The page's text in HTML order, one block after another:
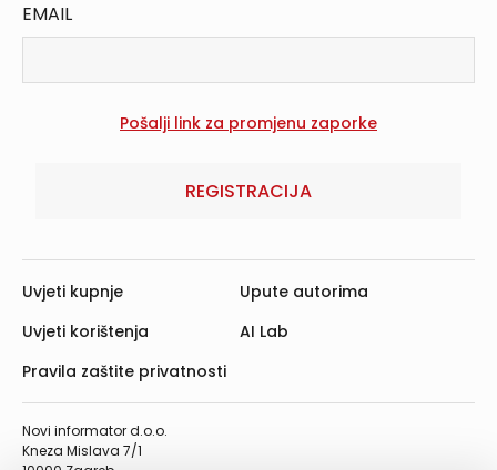
EMAIL
REGISTRACIJA
Novi informator d.o.o.
Kneza Mislava 7/1
Uvjeti kupnje
Uvjeti korištenja
Pravila zaštite privatnosti
Upute autorima
AI Lab